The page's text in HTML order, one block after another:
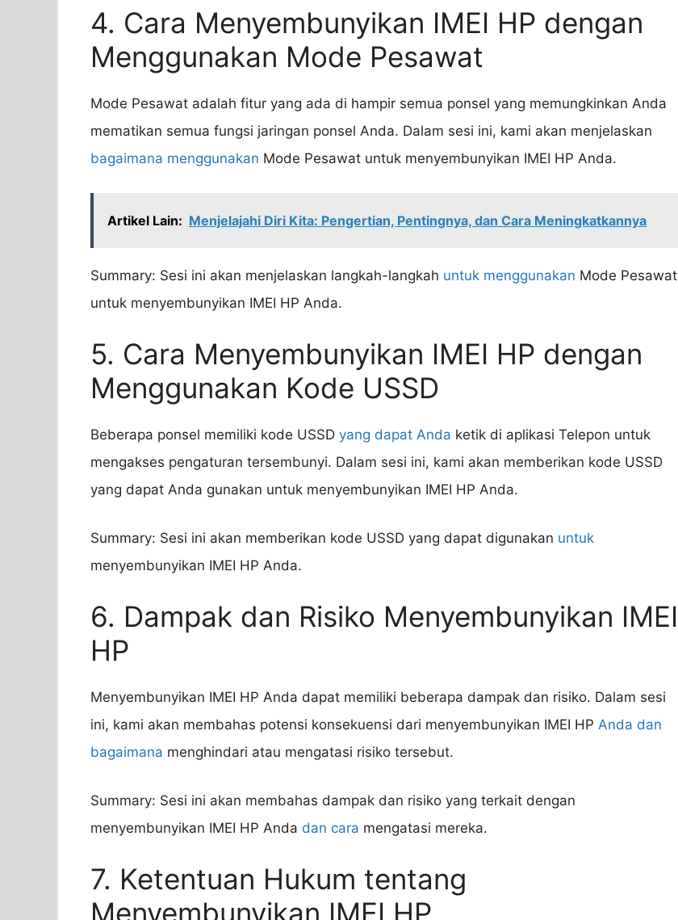
4. Cara Menyembunyikan IMEI HP dengan
Menggunakan Mode Pesawat
Mode Pesawat adalah fitur yang ada di hampir semua ponsel yang memungkinkan Anda
mematikan semua fungsi jaringan ponsel Anda. Dalam sesi ini, kami akan menjelaskan
bagaimana menggunakan Mode Pesawat untuk menyembunyikan IMEI HP Anda.
Artikel Lain: Menjelajahi Diri Kita: Pengertian, Pentingnya, dan Cara Meningkatkannya
Summary: Sesi ini akan menjelaskan langkah-langkah untuk menggunakan Mode Pesawat
untuk menyembunyikan IMEI HP Anda.
5. Cara Menyembunyikan IMEI HP dengan
Menggunakan Kode USSD
Beberapa ponsel memiliki kode USSD yang dapat Anda ketik di aplikasi Telepon untuk
mengakses pengaturan tersembunyi. Dalam sesi ini, kami akan memberikan kode USSD
yang dapat Anda gunakan untuk menyembunyikan IMEI HP Anda.
Summary: Sesi ini akan memberikan kode USSD yang dapat digunakan untuk
menyembunyikan IMEI HP Anda.
6. Dampak dan Risiko Menyembunyikan IMEI
HP
Menyembunyikan IMEI HP Anda dapat memiliki beberapa dampak dan risiko. Dalam sesi
ini, kami akan membahas potensi konsekuensi dari menyembunyikan IMEI HP Anda dan
bagaimana menghindari atau mengatasi risiko tersebut.
Summary: Sesi ini akan membahas dampak dan risiko yang terkait dengan
menyembunyikan IMEI HP Anda dan cara mengatasi mereka.
7. Ketentuan Hukum tentang
Menyembunyikan IMEI HP